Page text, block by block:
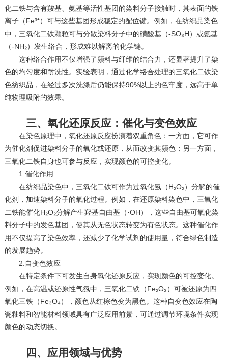
化二铁与含有羧基、氨基等活性基团的染料分子接触时，其表面的铁
离子（Fe³⁺）可与这些基团形成稳定的配位键。例如，在纺织品染色
中，三氧化二铁颗粒可与分散染料分子中的磺酸基（-SO₃H）或氨基
（-NH₂）发生络合，形成难以解离的化学键。
这种络合作用不仅增强了颜料与纤维的结合力，还显著提升了染
色的均匀度和耐洗性。实验表明，通过化学络合处理的三氧化二铁染
色纺织品，在经过多次洗涤后仍能保持90%以上的色牢度，远高于单
纯物理吸附的效果。
三、氧化还原反应：催化与变色效应
在染色原理中，氧化还原反应扮演着双重角色：一方面，它可作
为催化剂促进染料分子的氧化或还原，从而改变其颜色；另一方面，
三氧化二铁自身也可参与反应，实现颜色的可控变化。
1.催化作用
在纺织品染色中，三氧化二铁可作为过氧化氢（H₂O₂）分解的催
化剂，加速染料分子的氧化过程。例如，在还原染料染色中，三氧化
二铁能催化H₂O₂分解产生羟基自由基（·OH），这些自由基可氧化染
料分子中的发色基团，使其从无色状态转变为有色状态。这种催化作
用不仅提高了染色效率，还减少了化学试剂的使用量，符合绿色制造
的发展趋势。
2.自变色效应
在特定条件下可发生自身氧化还原反应，实现颜色的可控变化。
例如，在高温或还原性气氛中，三氧化二铁（Fe₂O₃）可被还原为四
氧化三铁（Fe₃O₄），颜色从红棕色变为黑色。这种自变色效应在陶
瓷釉料和智能材料领域具有广泛应用前景，可通过调节环境条件实现
颜色的动态切换。
四、应用领域与优势